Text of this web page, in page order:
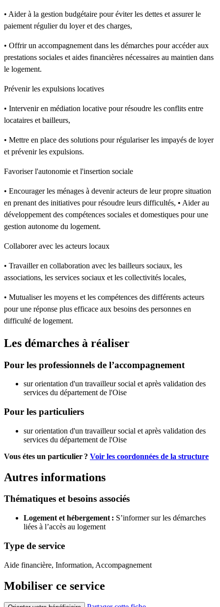
• Aider à la gestion budgétaire pour éviter les dettes et assurer le
paiement régulier du loyer et des charges,
• Offrir un accompagnement dans les démarches pour accéder aux
prestations sociales et aides financières nécessaires au maintien dans
le logement.
Prévenir les expulsions locatives
• Intervenir en médiation locative pour résoudre les conflits entre
locataires et bailleurs,
• Mettre en place des solutions pour régulariser les impayés de loyer
et prévenir les expulsions.
Favoriser l'autonomie et l'insertion sociale
• Encourager les ménages à devenir acteurs de leur propre situation
en prenant des initiatives pour résoudre leurs difficultés, • Aider au
développement des compétences sociales et domestiques pour une
gestion autonome du logement.
Collaborer avec les acteurs locaux
• Travailler en collaboration avec les bailleurs sociaux, les
associations, les services sociaux et les collectivités locales,
• Mutualiser les moyens et les compétences des différents acteurs
pour une réponse plus efficace aux besoins des personnes en
difficulté de logement.
Les démarches à réaliser
Pour les professionnels de l’accompagnement
sur orientation d'un travailleur social et après validation des
services du département de l'Oise
Pour les particuliers
sur orientation d'un travailleur social et après validation des
services du département de l'Oise
Vous étes un particulier ? Voir les coordonnées de la structure
Autres informations
Thématiques et besoins associés
Logement et hébergement : S’informer sur les démarches
liées à l’accès au logement
Type de service
Aide financière, Information, Accompagnement
Mobiliser ce service